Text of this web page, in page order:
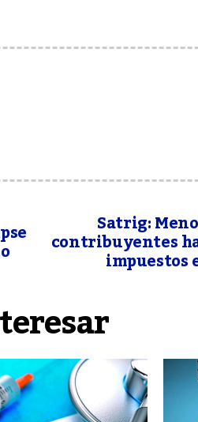
Satrig:
contribuyentes
impuestos